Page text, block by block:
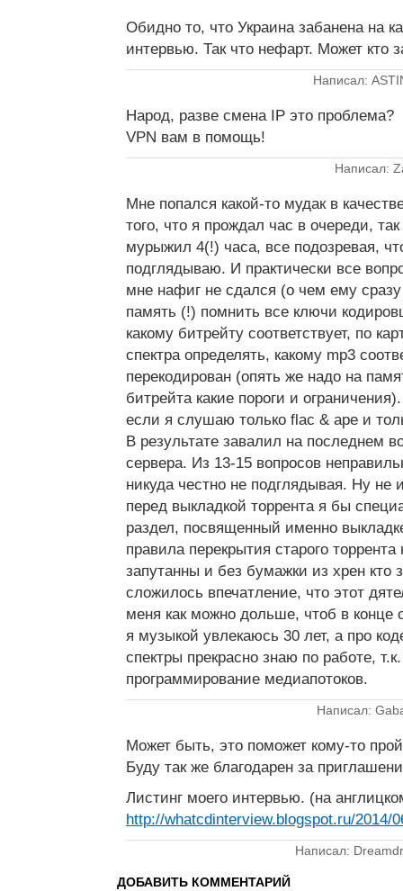
Обидно то, что Украина забанена на
интервью. Так что нефарт. Может кто
Написал:
Народ, разве смена IP это проблема?
VPN вам в помощь!
Написал:
Мне попался какой-то мудак в
того, что я прождал час в очереди,
мурыжил 4(!) часа, все подозревая,
подглядываю. И практически все
мне нафиг не сдался (о чем ему
память (!) помнить все ключи
какому битрейту соответствует, по
спектра определять, какому mp3
перекодирован (опять же надо на
битрейта какие пороги и
если я слушаю только flac & ape и
В результате завалил на последнем
сервера. Из 13-15 вопросов
никуда честно не подглядывая. Ну
перед выкладкой торрента я бы
раздел, посвященный именно
правила перекрытия старого
запутанны и без бумажки из хрен кто
сложилось впечатление, что этот
меня как можно дольше, чтоб в конце
я музыкой увлекаюсь 30 лет, а про
спектры прекрасно знаю по работе,
программирование медиапотоков.
Написал:
Может быть, это поможет кому-то
Буду так же благодарен за
Листинг моего интервью. (на
http://whatcdinterview.blogspot.ru/2014/
Написал:
ДОБАВИТЬ КОММЕНТАРИЙ